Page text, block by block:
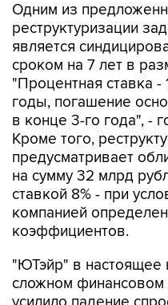
Одним из
реструктуризации
является
сроком на 7 лет в
"Процентная ставка -
годы, погашение
в конце 3-го года", -
Кроме того,
предусматривает
на сумму 32 млрд
ставкой 8% - при
компанией
коэффициентов.
"ЮТэйр" в настоящее
сложном финансовом